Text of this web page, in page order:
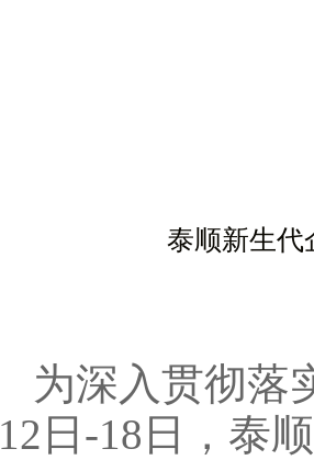
泰顺新生代
为深入贯彻落
12日-18日，泰